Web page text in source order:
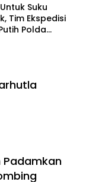
Suku
Tim Ekspedisi
Polda
Padamkan